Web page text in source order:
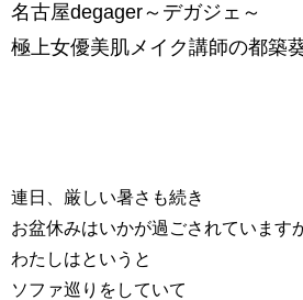
名古屋degager～デガジェ～
極上女優美肌メイク講師の都築葵
連日、厳しい暑さも続き
お盆休みはいかが過ごされています
わたしはというと
ソファ巡りをしていて